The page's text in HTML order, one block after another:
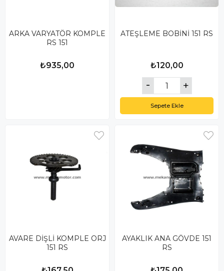
ARKA VARYATÖR KOMPLE
RS 151
₺935,00
ATEŞLEME BOBİNİ 151 RS
₺120,00
Sepete Ekle
AVARE DİŞLİ KOMPLE ORJ
151 RS
AYAKLIK ANA GÖVDE 151
RS